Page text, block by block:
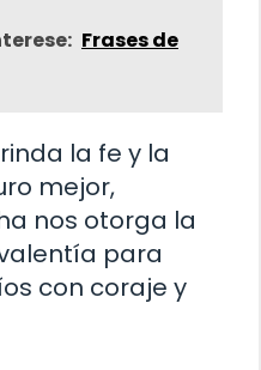
Frases de
la fe y la
mejor,
nos otorga la
para
con coraje y